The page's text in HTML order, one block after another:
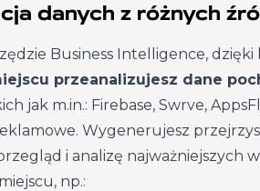
danych z różnych
Business Intelligence,
przeanalizujesz dane
jak m.in.: Firebase, Swrve,
Wygenerujesz
i analizę najważniejszych
np.: